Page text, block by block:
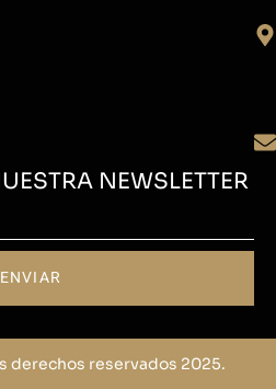
NEWSLETTER
ENVIAR
derechos reservados 2025.